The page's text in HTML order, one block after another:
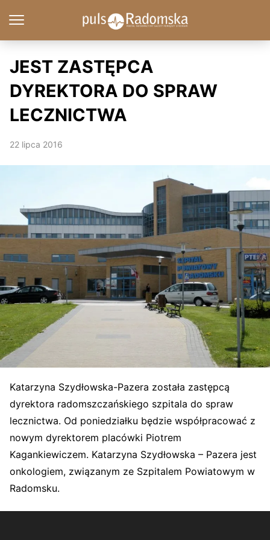
JEST ZASTĘPCA
DYREKTORA DO SPRAW
LECZNICTWA
22 lipca 2016
Katarzyna Szydłowska-Pazera została zastępcą
dyrektora radomszczańskiego szpitala do spraw
lecznictwa. Od poniedziałku będzie współpracować z
nowym dyrektorem placówki Piotrem
Kagankiewiczem. Katarzyna Szydłowska – Pazera jest
onkologiem, związanym ze Szpitalem Powiatowym w
Radomsku.